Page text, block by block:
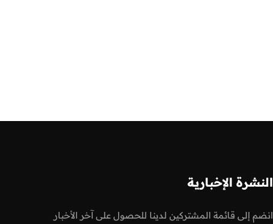
النشرة الإخبارية
انضم إلى قائمة المشتركين لدينا للحصول على آخر الأخبار